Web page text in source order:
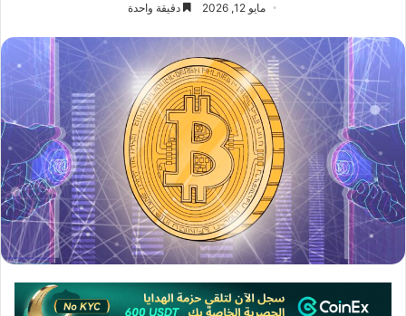
مايو 12, 2026 دقيقة واحدة